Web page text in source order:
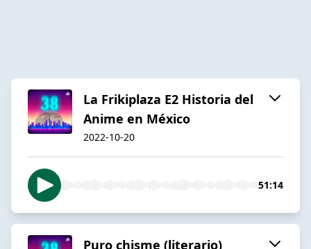
La Frikiplaza E2 Historia del
Anime en México
2022-10-20
51:14
Puro chisme (literario)